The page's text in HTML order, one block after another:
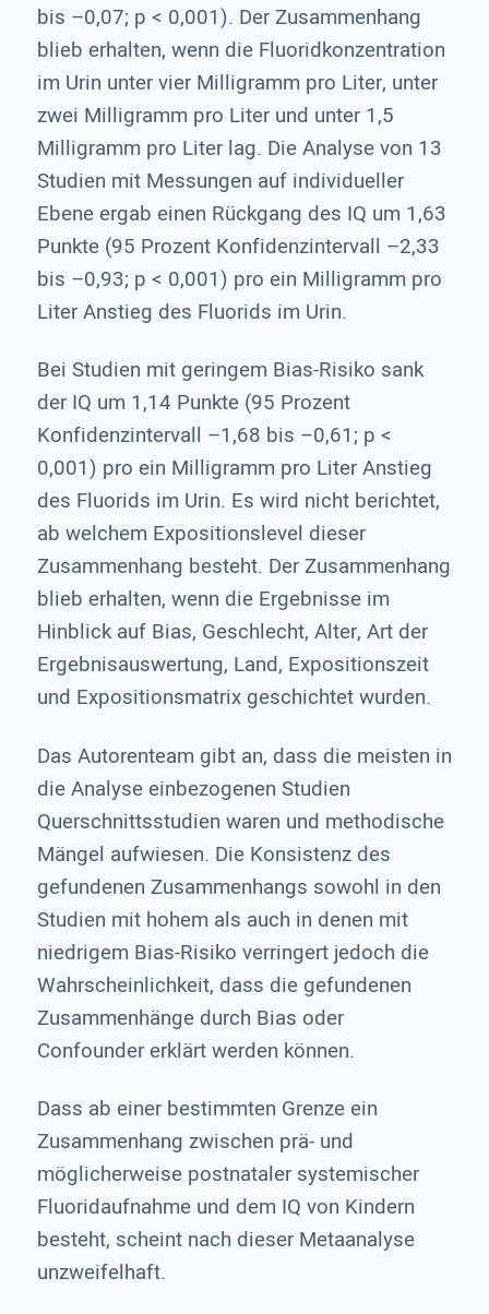
bis –0,07; p < 0,001). Der Zusammenhang
blieb erhalten, wenn die Fluoridkonzentration
im Urin unter vier Milligramm pro Liter, unter
zwei Milligramm pro Liter und unter 1,5
Milligramm pro Liter lag. Die Analyse von 13
Studien mit Messungen auf individueller
Ebene ergab einen Rückgang des IQ um 1,63
Punkte (95 Prozent Konfidenzintervall –2,33
bis –0,93; p < 0,001) pro ein Milligramm pro
Liter Anstieg des Fluorids im Urin.
Bei Studien mit geringem Bias-Risiko sank
der IQ um 1,14 Punkte (95 Prozent
Konfidenzintervall –1,68 bis –0,61; p <
0,001) pro ein Milligramm pro Liter Anstieg
des Fluorids im Urin. Es wird nicht berichtet,
ab welchem Expositionslevel dieser
Zusammenhang besteht. Der Zusammenhang
blieb erhalten, wenn die Ergebnisse im
Hinblick auf Bias, Geschlecht, Alter, Art der
Ergebnisauswertung, Land, Expositionszeit
und Expositionsmatrix geschichtet wurden.
Das Autorenteam gibt an, dass die meisten in
die Analyse einbezogenen Studien
Querschnittsstudien waren und methodische
Mängel aufwiesen. Die Konsistenz des
gefundenen Zusammenhangs sowohl in den
Studien mit hohem als auch in denen mit
niedrigem Bias-Risiko verringert jedoch die
Wahrscheinlichkeit, dass die gefundenen
Zusammenhänge durch Bias oder
Confounder erklärt werden können.
Dass ab einer bestimmten Grenze ein
Zusammenhang zwischen prä- und
möglicherweise postnataler systemischer
Fluoridaufnahme und dem IQ von Kindern
besteht, scheint nach dieser Metaanalyse
unzweifelhaft.